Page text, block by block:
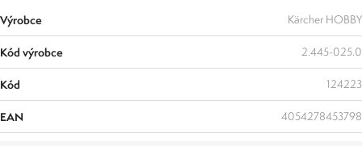
Výrobce Kärcher HOBBY
Kód výrobce 2.445-025.0
Kód 124223
EAN 4054278453798